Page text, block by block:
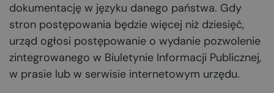
dokumentację w języku danego państwa. Gdy
stron postępowania będzie więcej niż dziesięć,
urząd ogłosi postępowanie o wydanie pozwolenie
zintegrowanego w Biuletynie Informacji Publicznej,
w prasie lub w serwisie internetowym urzędu.